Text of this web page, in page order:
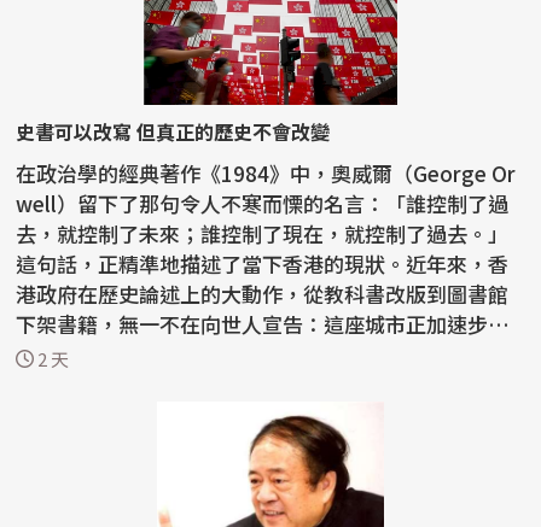
史書可以改寫 但真正的歷史不會改變
在政治學的經典著作《1984》中，奧威爾（George Or
well）留下了那句令人不寒而慄的名言：「誰控制了過
去，就控制了未來；誰控制了現在，就控制了過去。」
這句話，正精準地描述了當下香港的現狀。近年來，香
港政府在歷史論述上的大動作，從教科書改版到圖書館
下架書籍，無一不在向世人宣告：這座城市正加速步入
一種由...
2 天